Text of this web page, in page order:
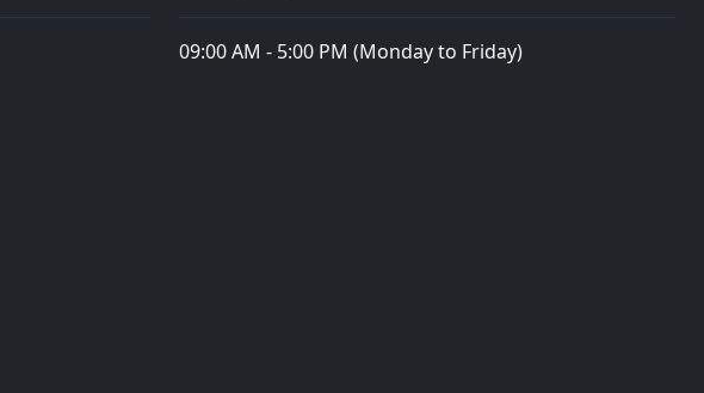
09:00 AM - 5:00 PM (Monday to Friday)